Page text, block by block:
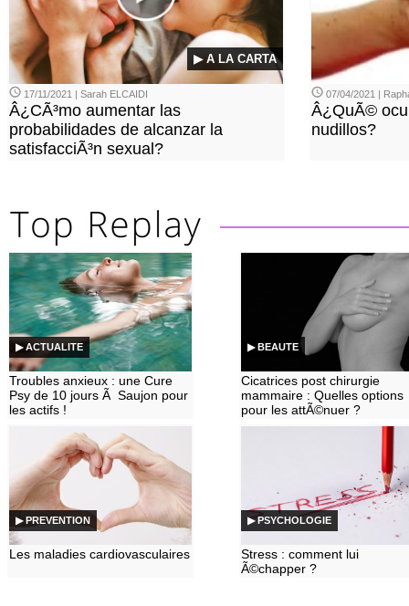
▶ A LA CARTA
17/11/2021 | Sarah ELCAIDI
Â¿CÃ³mo aumentar las
probabilidades de alcanzar la
satisfacciÃ³n sexual?
07/04/2021 |
Â¿QuÃ©
nudillos?
▶ ACTUALITE
Troubles anxieux : une Cure
Psy de 10 jours Ã Saujon pour
les actifs !
▶ BEAUTE
Cicatrices post chirurgie
mammaire : Quelles options
pour les attÃ©nuer ?
▶ PREVENTION
Les maladies cardiovasculaires
▶ PSYCHOLOGIE
Stress : comment lui
Ã©chapper ?